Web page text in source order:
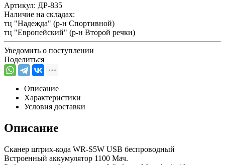
Артикул: ДР-835
Наличие на складах:
тц "Надежда" (р-н Спортивной)
тц "Европейский" (р-н Второй речки)
Уведомить о поступлении
Поделиться
Описание
Характеристики
Условия доставки
Описание
Сканер штрих-кода WR-S5W USB беспроводный
Встроенный аккумулятор 1100 Мач.